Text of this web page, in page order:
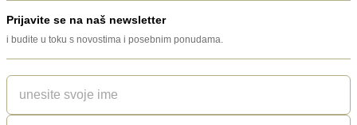
Prijavite se na naš newsletter
i budite u toku s novostima i posebnim ponudama.